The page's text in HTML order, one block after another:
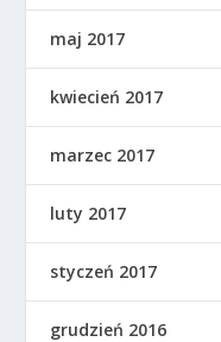
maj 2017
kwiecień 2017
marzec 2017
luty 2017
styczeń 2017
grudzień 2016